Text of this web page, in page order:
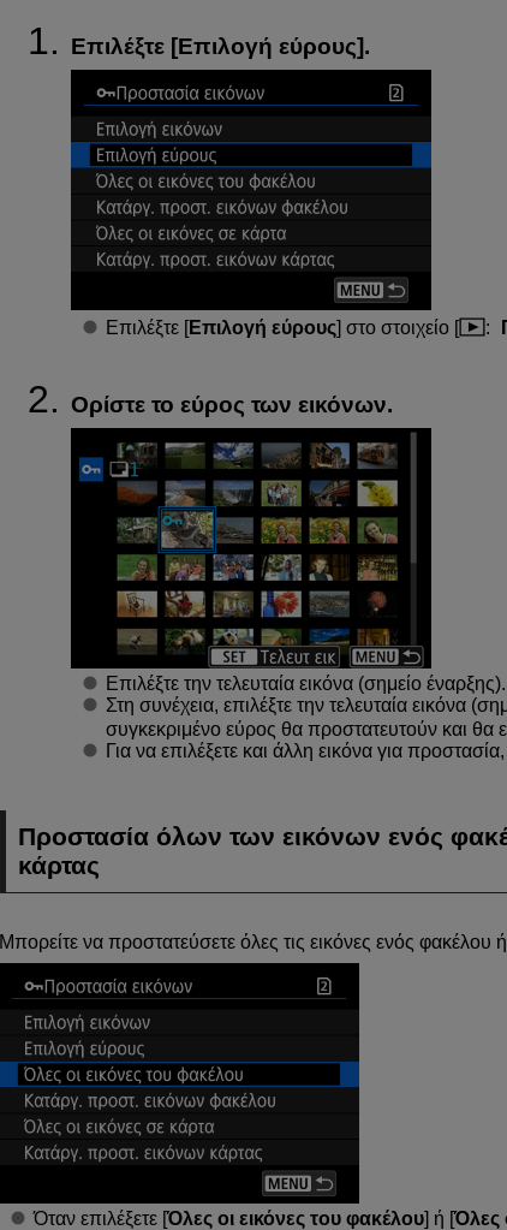
Επιλέξτε [Επιλογή εύρους].
Επιλέξτε [Επιλογή εύρους] στο στοιχείο [ :
Ορίστε το εύρος των εικόνων.
Επιλέξτε την τελευταία εικόνα (σημείο έναρξης).
Στη συνέχεια, επιλέξτε την τελευταία εικόνα
συγκεκριμένο εύρος θα προστατευτούν και θα
Για να επιλέξετε και άλλη εικόνα για
Προστασία όλων των εικόνων ενός
κάρτας
Μπορείτε να προστατεύσετε όλες τις εικόνες ενός φακέλου
Όταν επιλέξετε [Όλες οι εικόνες του φακέλου] ή [Όλες